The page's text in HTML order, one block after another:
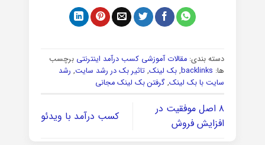
دسته بندی: مقالات آموزشی کسب درآمد اینترنتی برچسب
ها: backlinks
, بک لینک, تاثیر بک در رشد سایت, رشد
سایت با بک لینک, گرفتن بک لینک مجانی
۸ اصل موفقیت در
افزایش فروش
کسب درآمد با ویدئو